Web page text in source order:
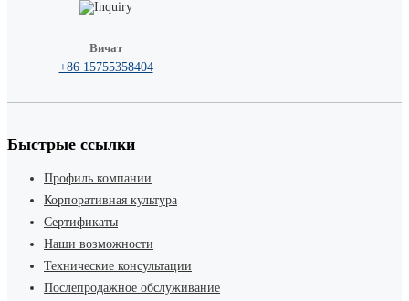
Вичат
+86 15755358404
Быстрые ссылки
Профиль компании
Корпоративная культура
Сертификаты
Наши возможности
Технические консультации
Послепродажное обслуживание